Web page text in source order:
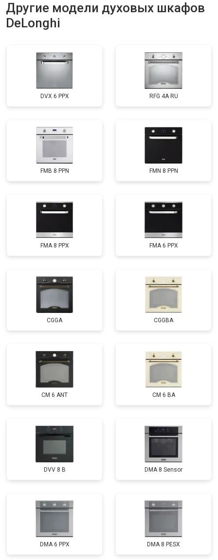
Другие модели духовых шкафов
DeLonghi
DVX 6 PPX RFG 4A RU
FMB 8 PPN FMN 8 PPN
FMA 8 PPX FMA 6 PPX
CGGA CGGBA
CM 6 ANT CM 6 BA
DVV 8 B DMA 8 Sensor
DMA 6 PPX DMA 8 PESX